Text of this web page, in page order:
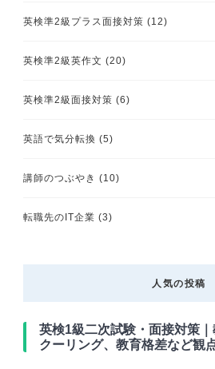
英検準2級プラス面接対策 (12)
英検準2級英作文 (20)
英検準2級面接対策 (6)
英語で気分転換 (5)
講師のつぶやき (10)
転職先のIT企業 (3)
人気の投稿
英検1級二次試験・面接対策
クーリング、教育格差など観